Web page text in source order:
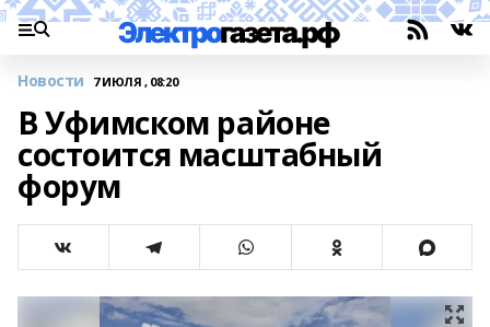
Новости 7 ИЮЛЯ , 08:20
В Уфимском районе
состоится масштабный
форум